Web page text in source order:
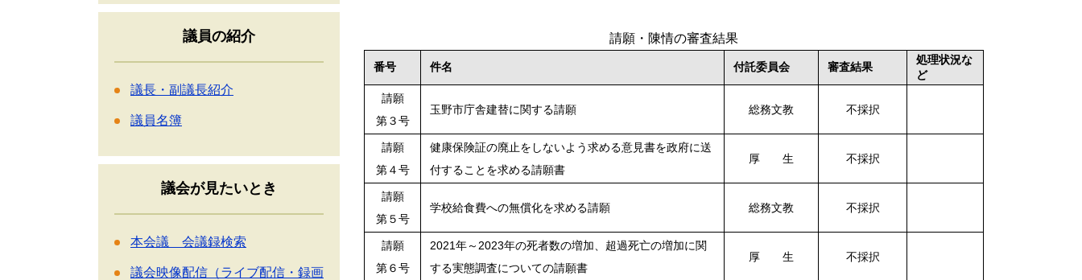
請願・陳情の審査結果
番号 件名 付託委員会 審査結果
処理状況な
ど
請願
第３号
玉野市庁舎建替に関する請願 総務文教 不採択
請願
第４号
健康保険証の廃止をしないよう求める意見書を政府に送
付することを求める請願書
厚 生 不採択
請願
第５号
学校給食費への無償化を求める請願 総務文教 不採択
請願
第６号
2021年～2023年の死者数の増加、超過死亡の増加に関
する実態調査についての請願書
厚 生 不採択
議員の紹介
議長・副議長紹介
議員名簿
議会が見たいとき
本会議 会議録検索
議会映像配信（ライブ配信・録画